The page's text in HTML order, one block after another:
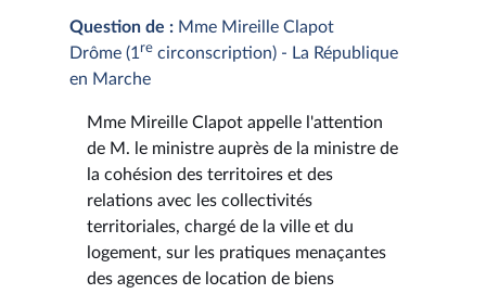
Question de : Mme Mireille Clapot
Drôme (1 re circonscription) - La République
en Marche
Mme Mireille Clapot appelle l'attention
de M. le ministre auprès de la ministre de
la cohésion des territoires et des
relations avec les collectivités
territoriales, chargé de la ville et du
logement, sur les pratiques menaçantes
des agences de location de biens